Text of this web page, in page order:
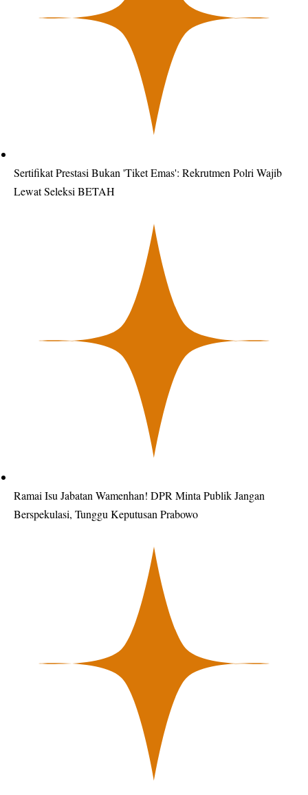
Sertifikat Prestasi Bukan 'Tiket Emas': Rekrutmen Polri Wajib
Lewat Seleksi BETAH
Ramai Isu Jabatan Wamenhan! DPR Minta Publik Jangan
Berspekulasi, Tunggu Keputusan Prabowo